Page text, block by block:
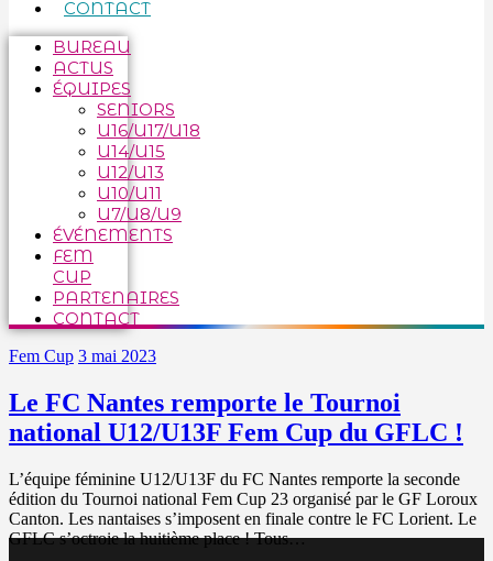
CONTACT
BUREAU
ACTUS
ÉQUIPES
SENIORS
U16/U17/U18
U14/U15
U12/U13
U10/U11
U7/U8/U9
ÉVÉNEMENTS
FEM
CUP
PARTENAIRES
CONTACT
Fem Cup 3 mai 2023
Le FC Nantes remporte le Tournoi
national U12/U13F Fem Cup du GFLC !
L’équipe féminine U12/U13F du FC Nantes remporte la seconde
édition du Tournoi national Fem Cup 23 organisé par le GF Loroux
Canton. Les nantaises s’imposent en finale contre le FC Lorient. Le
GFLC s’octroie la huitième place ! Tous…